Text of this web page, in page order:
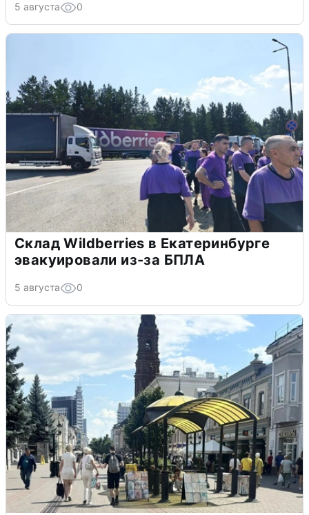
5 августа 0
Склад Wildberries в Екатеринбурге
эвакуировали из-за БПЛА
5 августа 0